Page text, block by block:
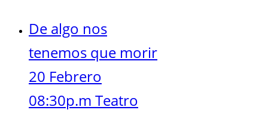
De algo nos
tenemos que morir
20 Febrero
08:30p.m Teatro